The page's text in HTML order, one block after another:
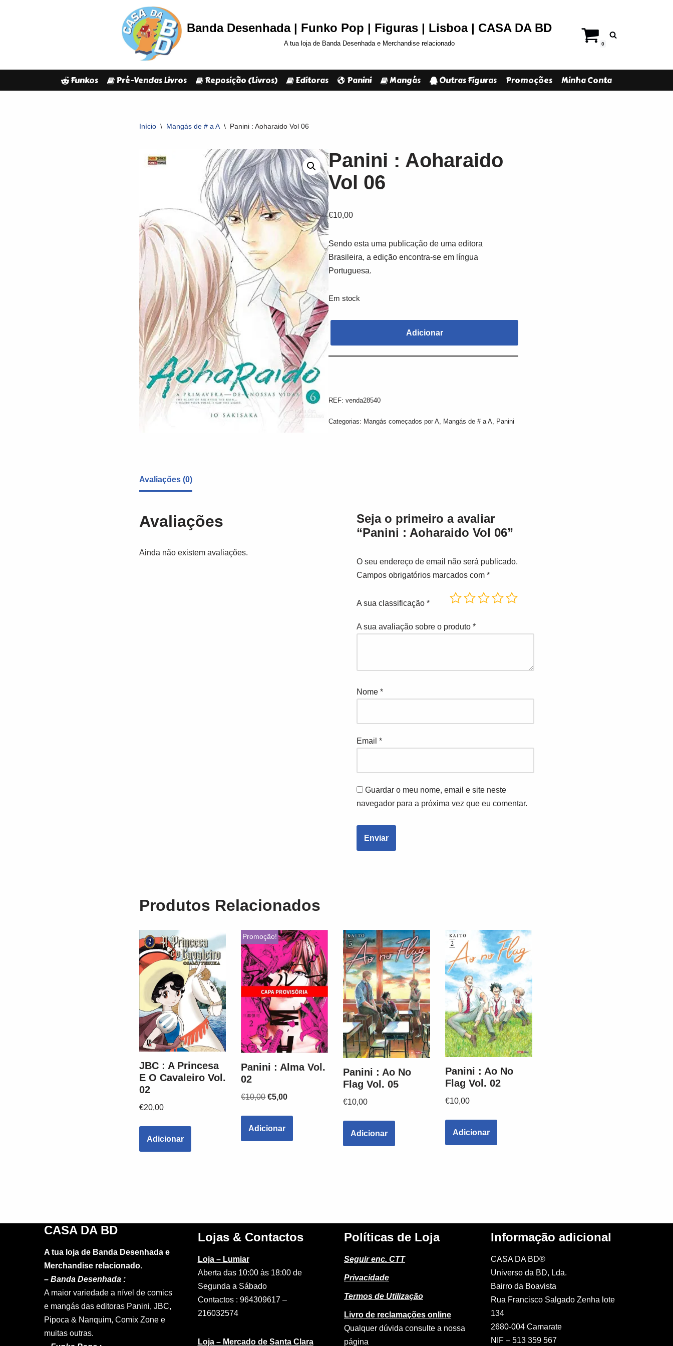
conteúdo
Banda Desenhada | Funko Pop | Figuras | Lisboa | CASA DA BD
A tua loja de Banda Desenhada e Merchandise relacionado 0
Funkos Pré-Vendas Livros Reposição (Livros) Editoras Panini Mangás Outras Figuras Promoções Minha Conta
Início \ Mangás de # a A \ Panini : Aoharaido Vol 06
Panini : Aoharaido
Vol 06
€10,00
Sendo esta uma publicação de uma editora
Brasileira, a edição encontra-se em língua
Portuguesa.
Em stock
Adicionar
REF:venda28540
Categorias: Mangás começados por A, Mangás de # a A, Panini
Avaliações (0)
Avaliações
Ainda não existem avaliações.
Seja o primeiro a avaliar
“Panini : Aoharaido Vol 06”
O seu endereço de email não será publicado.
Campos obrigatórios marcados com *
A sua classificação *
A sua avaliação sobre o produto *
Nome *
Email *
Guardar o meu nome, email e site neste
navegador para a próxima vez que eu comentar.
Produtos Relacionados
JBC : A Princesa
E O Cavaleiro Vol.
02
€20,00
Adicionar
Promoção!
Panini : Alma Vol.
02
€10,00 €5,00
Adicionar
Panini : Ao No
Flag Vol. 05
€10,00
Adicionar
Panini : Ao No
Flag Vol. 02
€10,00
Adicionar
CASA DA BD
A tua loja de Banda Desenhada e
Merchandise relacionado.
– Banda Desenhada :
A maior variedade a nível de comics
e mangás das editoras Panini, JBC,
Pipoca & Nanquim, Comix Zone e
muitas outras.
Lojas & Contactos
Loja – Lumiar
Aberta das 10:00 às 18:00 de
Segunda a Sábado
Contactos : 964309617 –
216032574
Loja – Mercado de Santa Clara
Políticas de Loja
Seguir enc. CTT
Privacidade
Termos de Utilização
Livro de reclamações online
Qualquer dúvida consulte a nossa
página
Informação adicional
CASA DA BD®
Universo da BD, Lda.
Bairro da Boavista
Rua Francisco Salgado Zenha lote
134
2680-004 Camarate
NIF – 513 359 567